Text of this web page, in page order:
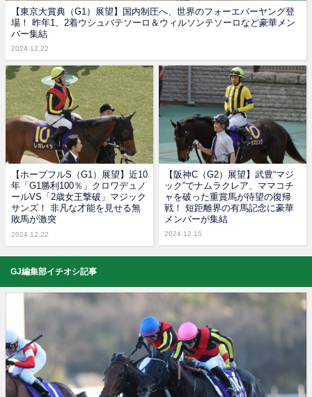
【東京大賞典（G1）展望】国内制圧へ、世界のフォーエバーヤング登
場！ 昨年1、2着ウシュバテソーロ＆ウィルソンテソーロなど豪華メン
バー集結
2024.12.22
【ホープフルS（G1）展望】近10
年「G1勝利100％」クロワデュノ
ールVS「2歳女王撃破」マジック
サンズ！ 非凡な才能を見せる無
敗馬が激突
2024.12.22
【阪神C（G2）展望】武豊“マジ
ック”でナムラクレア、ママコチ
ャを破った重賞馬が待望の復帰
戦！ 短距離界の有馬記念に豪華
メンバーが集結
2024.12.15
GJ編集部イチオシ記事